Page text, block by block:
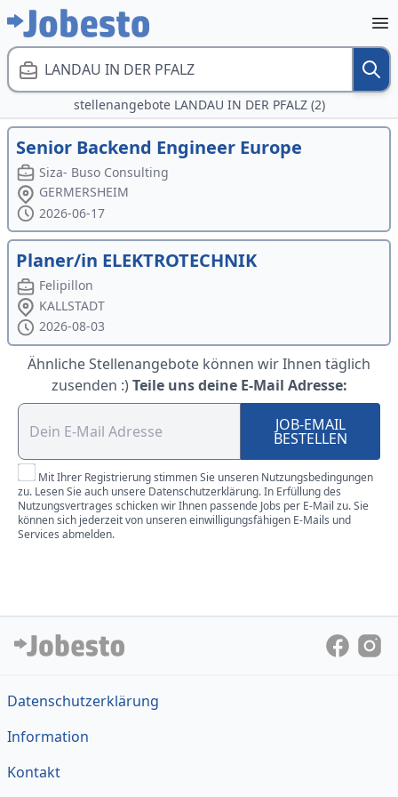
LANDAU IN DER PFALZ
stellenangebote LANDAU IN DER PFALZ (2)
Senior Backend Engineer Europe
Siza- Buso Consulting
GERMERSHEIM
2026-06-17
Planer/in ELEKTROTECHNIK
Felipillon
KALLSTADT
2026-08-03
Ähnliche Stellenangebote können wir Ihnen täglich
zusenden :) Teile uns deine E-Mail Adresse:
JOB-EMAIL
BESTELLEN
Mit Ihrer Registrierung stimmen Sie unseren Nutzungsbedingungen
zu. Lesen Sie auch unsere Datenschutzerklärung. In Erfüllung des
Nutzungsvertrages schicken wir Ihnen passende Jobs per E-Mail zu. Sie
können sich jederzeit von unseren einwilligungsfähigen E-Mails und
Services abmelden.
Datenschutzerklärung
Information
Kontakt